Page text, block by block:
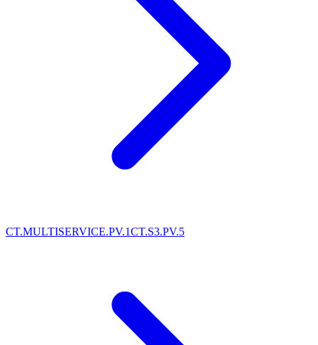
CT.MULTISERVICE.PV.1CT.S3.PV.5